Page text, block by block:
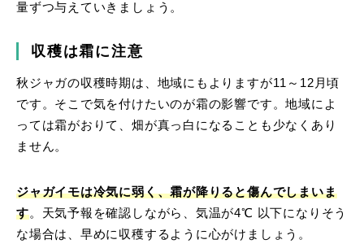
量ずつ与えていきましょう。
収穫は霜に注意
秋ジャガの収穫時期は、地域にもよりますが11～12月頃
です。そこで気を付けたいのが霜の影響です。地域によ
っては霜がおりて、畑が真っ白になることも少なくあり
ません。
ジャガイモは冷気に弱く、霜が降りると傷んでしまいま
す。天気予報を確認しながら、気温が4℃ 以下になりそう
な場合は、早めに収穫するように心がけましょう。